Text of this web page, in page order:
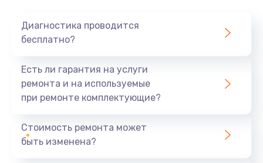
Диагностика проводится
бесплатно?
Есть ли гарантия на услуги
ремонта и на используемые
при ремонте комплектующие?
Стоимость ремонта может
быть изменена?